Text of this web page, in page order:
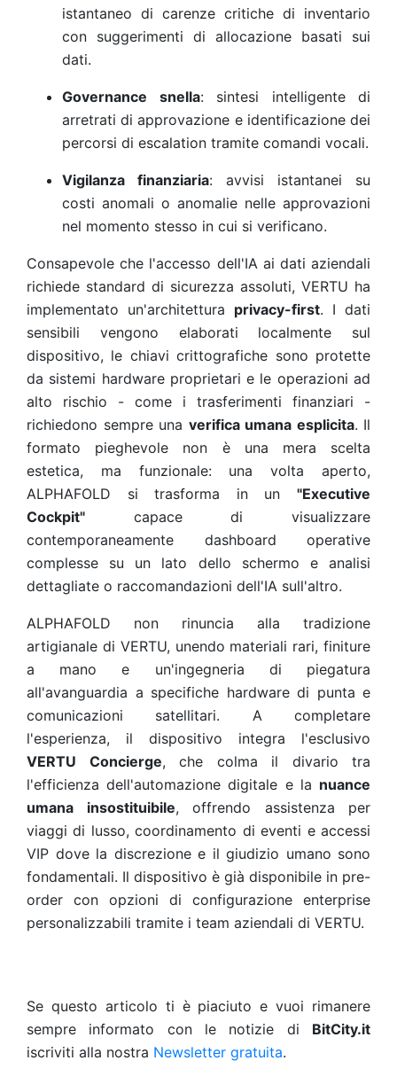
istantaneo di carenze critiche di inventario
con suggerimenti di allocazione basati sui
dati.
Governance snella: sintesi intelligente di
arretrati di approvazione e identificazione dei
percorsi di escalation tramite comandi vocali.
Vigilanza finanziaria: avvisi istantanei su
costi anomali o anomalie nelle approvazioni
nel momento stesso in cui si verificano.
Consapevole che l'accesso dell'IA ai dati aziendali
richiede standard di sicurezza assoluti, VERTU ha
implementato un'architettura privacy-first. I dati
sensibili vengono elaborati localmente sul
dispositivo, le chiavi crittografiche sono protette
da sistemi hardware proprietari e le operazioni ad
alto rischio - come i trasferimenti finanziari -
richiedono sempre una verifica umana esplicita. Il
formato pieghevole non è una mera scelta
estetica, ma funzionale: una volta aperto,
ALPHAFOLD si trasforma in un "Executive
Cockpit" capace di visualizzare
contemporaneamente dashboard operative
complesse su un lato dello schermo e analisi
dettagliate o raccomandazioni dell'IA sull'altro.
ALPHAFOLD non rinuncia alla tradizione
artigianale di VERTU, unendo materiali rari, finiture
a mano e un'ingegneria di piegatura
all'avanguardia a specifiche hardware di punta e
comunicazioni satellitari. A completare
l'esperienza, il dispositivo integra l'esclusivo
VERTU Concierge, che colma il divario tra
l'efficienza dell'automazione digitale e la nuance
umana insostituibile, offrendo assistenza per
viaggi di lusso, coordinamento di eventi e accessi
VIP dove la discrezione e il giudizio umano sono
fondamentali. Il dispositivo è già disponibile in pre-
order con opzioni di configurazione enterprise
personalizzabili tramite i team aziendali di VERTU.
Se questo articolo ti è piaciuto e vuoi rimanere
sempre informato con le notizie di BitCity.it
iscriviti alla nostra Newsletter gratuita.